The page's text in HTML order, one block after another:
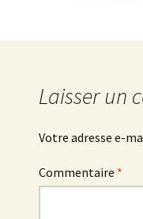
Laisser un
Votre adresse e-
Commentaire *